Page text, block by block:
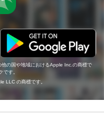
の国や地域におけるApple Inc.の商標で
す。
LLC の商標です。